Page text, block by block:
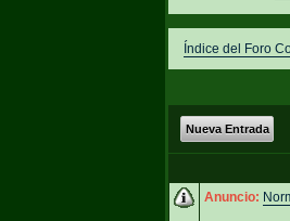
Índice del Foro
Nueva Entrada
Anuncio: